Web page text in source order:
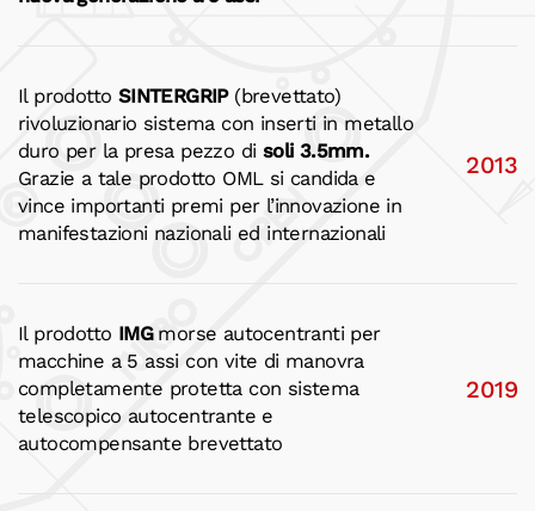
Il prodotto SINTERGRIP(brevettato)
rivoluzionario sistema con inserti in metallo
duro per la presa pezzo di soli 3.5mm.
Grazie a tale prodotto OML si candida e
vince importanti premi per l’innovazione in
manifestazioni nazionali ed internazionali
2013
Il prodotto IMG morse autocentranti per
macchine a 5 assi con vite di manovra
completamente protetta con sistema
telescopico autocentrante e
autocompensante brevettato
2019